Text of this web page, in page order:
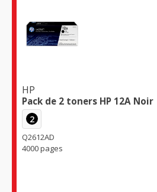
HP
Pack de 2 toners HP 12A Noir
2
Q2612AD
4000 pages